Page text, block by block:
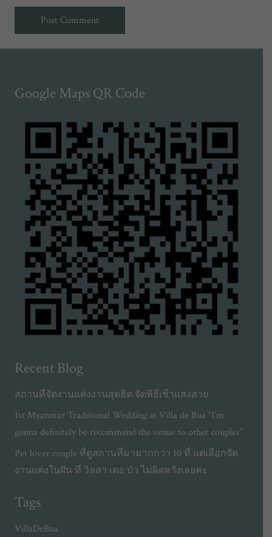
Post Comment
Google Maps QR Code
Recent Blog
สถานที่จัดงานแต่งงานสุดฮิต จัดพิธีเช้าแสงสวย
1st Myanmar Traditional Wedding at Villa de Bua “I’m
gonna definitely be recommend the venue to other couples”
Pet lover couple ที่ดูสถานที่มามากกว่า 10 ที่ แต่เลือกจัด
งานแต่งในฝัน ที่ วิลลา เดอ บัว ไม่ผิดหวังเลยค่ะ
Tags
VillaDeBua